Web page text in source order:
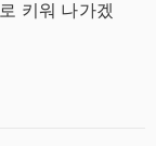
키워 나가겠